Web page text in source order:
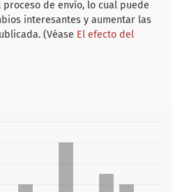
de envío, lo cual puede
interesantes y aumentar las
(Véase El efecto del